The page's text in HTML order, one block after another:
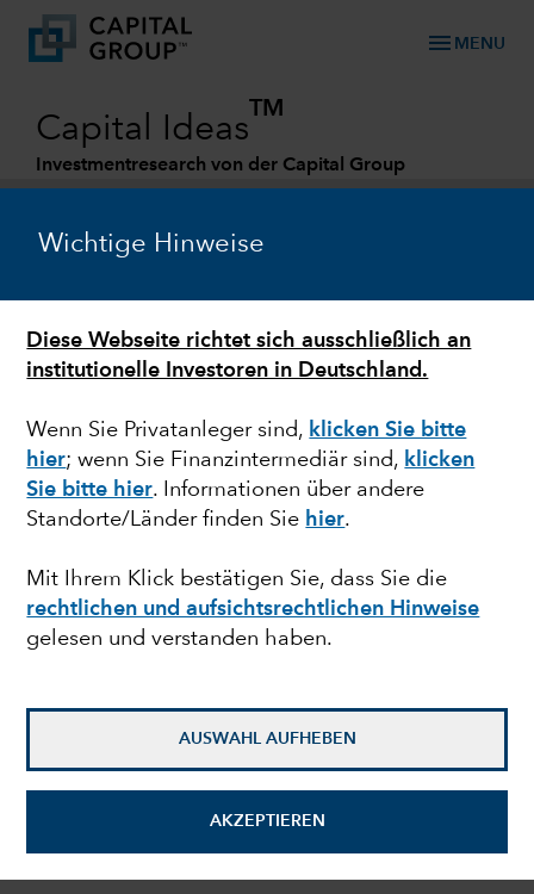
Wichtige Hinweise
Diese Webseite richtet sich ausschließlich an
institutionelle Investoren in Deutschland.
Wenn Sie Privatanleger sind, klicken Sie bitte
hier; wenn Sie Finanzintermediär sind, klicken
Sie bitte hier. Informationen über andere
Standorte/Länder finden Sie hier.
Mit Ihrem Klick bestätigen Sie, dass Sie die
rechtlichen und aufsichtsrechtlichen Hinweise
gelesen und verstanden haben.
AUSWAHL AUFHEBEN
AKZEPTIEREN
menu MENU
Capital Ideas
TM
Investmentresearch von der Capital Group
EMERGING MARKETS
Die Kurse von
Emerging-Market-
Anleihen sind gefallen –
Einstiegszeitpunkt?
Harry Phinney